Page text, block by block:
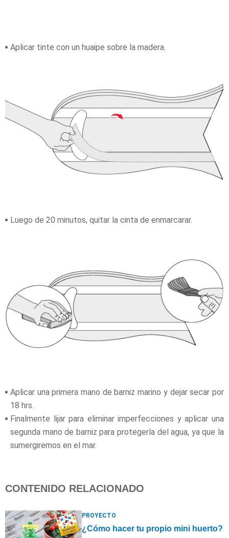
Aplicar tinte con un huaipe sobre la madera.
Luego de 20 minutos, quitar la cinta de enmarcarar.
Aplicar una primera mano de barniz marino y dejar secar por
18 hrs.
Finalmente lijar para eliminar imperfecciones y aplicar una
segunda mano de barniz para protegerla del agua, ya que la
sumergiremos en el mar.
CONTENIDO RELACIONADO
PROYECTO
¿Cómo hacer tu propio mini huerto?